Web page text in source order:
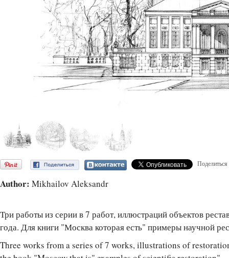
Поделиться
Author: Mikhailov Aleksandr
Три работы из серии в 7 работ, иллюстраций объектов
года. Для книги "Москва которая есть" примеры научной
Three works from a series of 7 works, illustrations of